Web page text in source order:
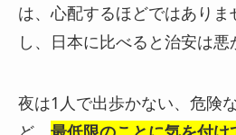
は、心配するほどではありま
し、日本に比べると治安は悪
夜は1人で出歩かない、危険